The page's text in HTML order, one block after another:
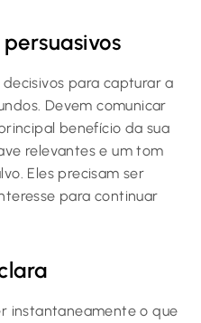
para capturar a
Devem comunicar
benefício da sua
relevantes e um tom
Eles precisam ser
para continuar
instantaneamente o que